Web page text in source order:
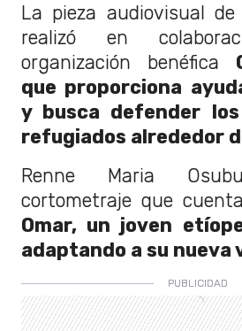
La pieza audiovisual
realizó en
organización benéfica
que proporciona
y busca defender
refugiados alrededor
Renne Maria
cortometraje que
Omar, un joven
adaptando a su nueva